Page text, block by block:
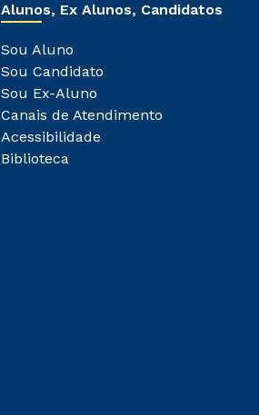
Alunos, Ex Alunos, Candidatos
Sou Aluno
Sou Candidato
Sou Ex-Aluno
Canais de Atendimento
Acessibilidade
Biblioteca